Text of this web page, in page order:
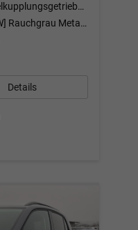
Doppelkupplungsgetriebe (DSG)
[5W5W] Rauchgrau Metallic
Details